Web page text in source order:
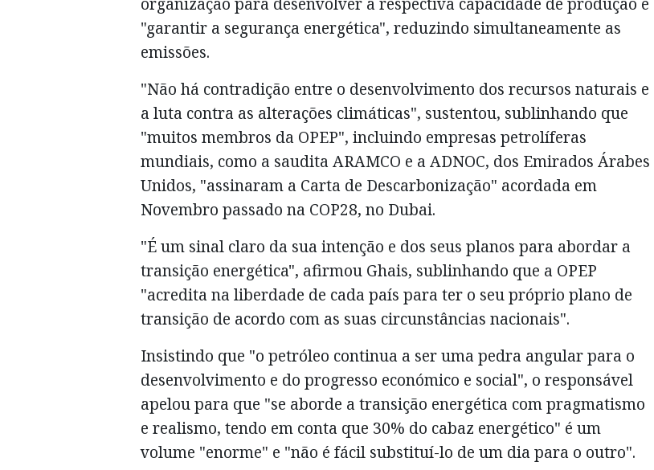
"garantir a segurança energética", reduzindo simultaneamente as
emissões.
"Não há contradição entre o desenvolvimento dos recursos naturais e
a luta contra as alterações climáticas", sustentou, sublinhando que
"muitos membros da OPEP", incluindo empresas petrolíferas
mundiais, como a saudita ARAMCO e a ADNOC, dos Emirados Árabes
Unidos, "assinaram a Carta de Descarbonização" acordada em
Novembro passado na COP28, no Dubai.
"É um sinal claro da sua intenção e dos seus planos para abordar a
transição energética", afirmou Ghais, sublinhando que a OPEP
"acredita na liberdade de cada país para ter o seu próprio plano de
transição de acordo com as suas circunstâncias nacionais".
Insistindo que "o petróleo continua a ser uma pedra angular para o
desenvolvimento e do progresso económico e social", o responsável
apelou para que "se aborde a transição energética com pragmatismo
e realismo, tendo em conta que 30% do cabaz energético" é um
volume "enorme" e "não é fácil substituí-lo de um dia para o outro".